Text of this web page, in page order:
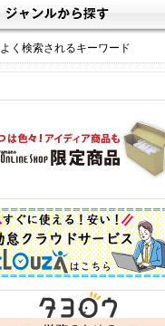
よく検索されるキーワード